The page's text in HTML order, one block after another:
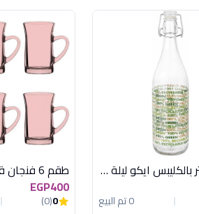
زجاجة 1 لتر بالكليبس ايكو ليلة ديكفر
0 تم البيع
EGP400
0
(0)